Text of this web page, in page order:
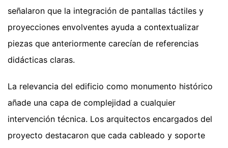
señalaron que la integración de pantallas táctiles y
proyecciones envolventes ayuda a contextualizar
piezas que anteriormente carecían de referencias
didácticas claras.
La relevancia del edificio como monumento histórico
añade una capa de complejidad a cualquier
intervención técnica. Los arquitectos encargados del
proyecto destacaron que cada cableado y soporte